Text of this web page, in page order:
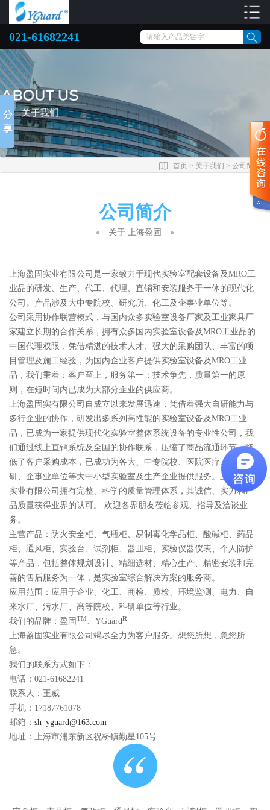
021-61682241
首页 > 关于我们 > 公司简介
公司简介
关于 上海盈固
上海盈固实业有限公司是一家致力于现代实验室配套设备及MRO工
业品的研发、生产、代工、代理、直销和安装服务于一体的现代化
公司。产品涉及大中专院校、研究所、化工及企事业单位等。
公司采用协作联营模式，与国内众多实验室设备厂家及工业家具厂
家建立长期的合作关系，拥有众多国内实验室设备及MRO工业品的
中国代理权限，凭借精湛的技术人才、强大的采购团队、丰富的项
目管理及施工经验，为国内企业客户提供实验室设备及MRO工业
品，我们秉着：客户至上，服务第一；技术争先，质量第一的原
则，在短时间内已成为大部分企业的供应商。
上海盈固实有限公司自成立以来发展迅速，凭借着强大自研能力与
多行企业的协作，研发出多系列高性能的实验室设备及MRO工业
品，已成为一家提供现代化实验室整体系统设备的专业性公司，我
们通过线上直销系统及全国的协作联系，压缩了商品流通环节，降
低了客户采购成本，已成功为各大、中专院校、医院医疗、研究科
研、企事业单位等大中小型实验室及生产企业提供服务。上海盈固
实业有限公司拥有完整、科学的质量管理体系，其诚信、实力和产
品质量获得业界的认可。 欢迎各界朋友莅临参观、指导及洽谈业
务。
主营产品：防火安全柜、气瓶柜、易制毒化学品柜、酸碱柜、药品
柜、通风柜、实验台、试剂柜、器皿柜、实验仪器仪表、个人防护
等产品，包括整体规划设计、精细选材、精心生产、精密安装和完
善的售后服务为一体，是实验室综合解决方案的服务商。
应用范围：应用于企业、化工、商检、质检、环境监测、电力、自
来水厂、污水厂、高等院校、科研单位等行业。
我们的品牌：盈固 TM、YGuardR
上海盈固实业有限公司竭尽全力为客户服务。想您所想，急您所
急。
我们的联系方式如下：
电话：021-61682241
联系人：王威
手机：17187761078
邮箱： sh_yguard@163.com
地址：上海市浦东新区祝桥镇勤星105号